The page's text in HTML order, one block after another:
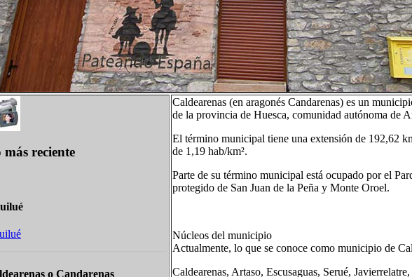
más reciente
o Candarenas
Caldearenas (en aragonés Candarenas)​ es un
de la provincia de Huesca, comunidad autónoma de
El término municipal tiene una extensión de 192,62
de 1,19 hab/km².
Parte de su término municipal está ocupado por el
protegido de San Juan de la Peña y Monte Oroel.
Núcleos del municipio
Actualmente, lo que se conoce como municipio de
Caldearenas, Artaso, Escusaguas, Serué,